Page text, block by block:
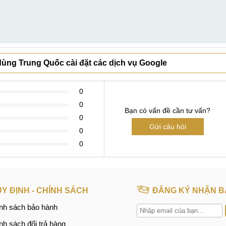
Trung Quốc cài đặt các dịch vụ Google
0
0
0
0
0
Bạn có vấn đề cần tư vấn?
Gửi câu hỏi
ĐỊNH - CHÍNH SÁCH
sách bảo hành
sách đổi trả hàng
ĐĂNG KÝ NHẬN